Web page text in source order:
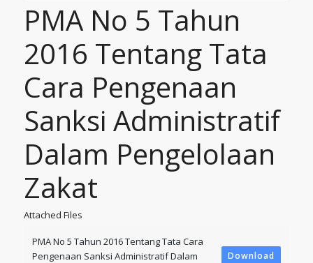
PMA No 5 Tahun
2016 Tentang Tata
Cara Pengenaan
Sanksi Administratif
Dalam Pengelolaan
Zakat
Attached Files
PMA No 5 Tahun 2016 Tentang Tata Cara
Pengenaan Sanksi Administratif Dalam
Download